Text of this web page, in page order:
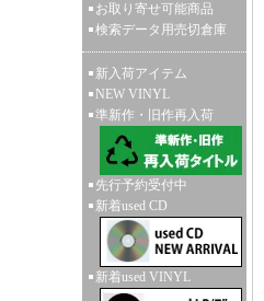
お取り寄せ可能商品
検索データ用売切倉庫
新入荷アイテム
NEW VINYL
準新作・旧作再入荷
先行予約受付中
新着used CD
新着used VINYL